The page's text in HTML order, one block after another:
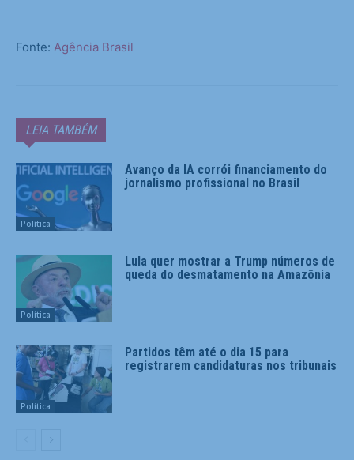
Fonte: Agência Brasil
LEIA TAMBÉM
Política
Avanço da IA corrói financiamento do
jornalismo profissional no Brasil
Política
Lula quer mostrar a Trump números de
queda do desmatamento na Amazônia
Política
Partidos têm até o dia 15 para
registrarem candidaturas nos tribunais